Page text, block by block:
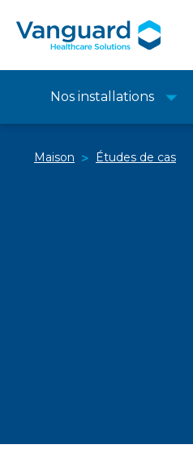
Nos installations
Maison > Études de cas